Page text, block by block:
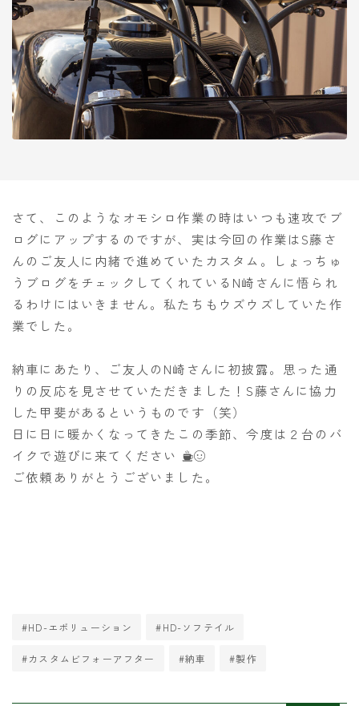
さて、このようなオモシロ作業の時はいつも速攻でブ
ログにアップするのですが、実は今回の作業はS藤さ
んのご友人に内緒で進めていたカスタム。しょっちゅ
うブログをチェックしてくれているN崎さんに悟られ
るわけにはいきません。私たちもウズウズしていた作
業でした。
納車にあたり、ご友人のN崎さんに初披露。思った通
りの反応を見させていただきました！S藤さんに協力
した甲斐があるというものです（笑）
日に日に暖かくなってきたこの季節、今度は２台のバ
イクで遊びに来てください
ご依頼ありがとうございました。
#HD-エボリューション #HD-ソフテイル
#カスタムビフォーアフター #納車 #製作